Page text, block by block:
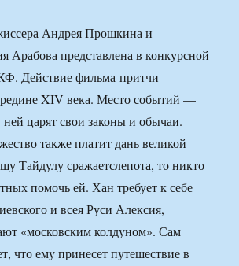
Андрея Прошкина и
Арабова представлена в конкурсной
Действие фильма-притчи
XIV века. Место событий —
царят свои законы и обычаи.
также платит дань великой
Тайдулу сражаетслепота, то никто
помочь ей. Хан требует к себе
и всея Руси Алексия,
«московским колдуном». Сам
что ему принесет путешествие в